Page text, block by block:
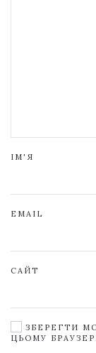
ІМ'Я
EMAIL
САЙТ
ЗБЕРЕГТИ
ЦЬОМУ